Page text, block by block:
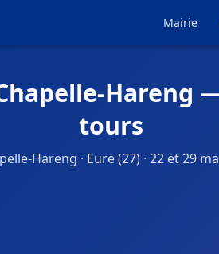
Mairie
tours
Hareng · Eure (27) · 22 et 29